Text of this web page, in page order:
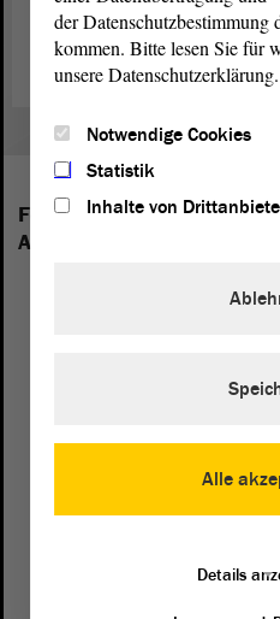
Standort des Landtags beim
Folgende Fraktionen sind
Anhalt vertreten:
der Datenschutzbestimmung
kommen. Bitte lesen Sie für
unsere Datenschutzerklärung.
Notwendige Cookies
Statistik
Inhalte von
Alle
Details